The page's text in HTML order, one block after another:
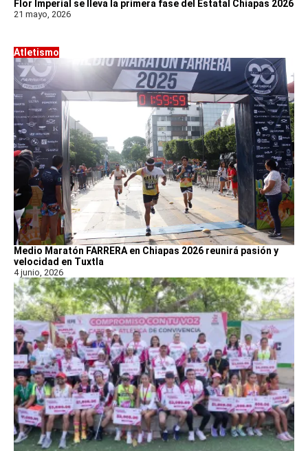
Flor Imperial se lleva la primera fase del Estatal Chiapas 2026
21 mayo, 2026
Atletismo
Medio Maratón FARRERA en Chiapas 2026 reunirá pasión y
velocidad en Tuxtla
4 junio, 2026